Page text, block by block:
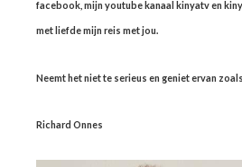
facebook, mijn youtube kanaal kinyatv en
met liefde mijn reis met jou.
Neemt het niet te serieus en geniet ervan
Richard Onnes